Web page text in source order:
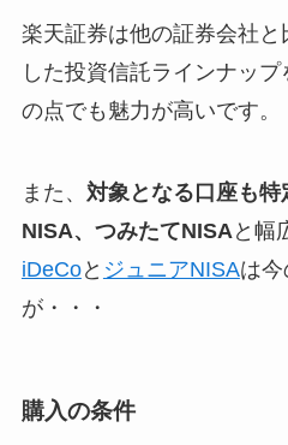
楽天証券は他の証券会社
した投資信託ラインナッ
の点でも魅力が高いです。
また、 対象となる口座も特
NISA、つみたてNISAと幅
iDeCoと ジュニアNISAは今
が・・・
購入の条件